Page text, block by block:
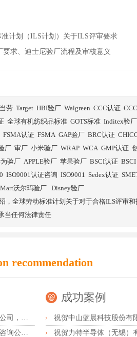
计划（ILS计划）关于ILS评审要求
求、迪士尼验厂流程及审核意义
劳 Target HBI验厂 Walgreen CCC认证
全球有机纺织品标准 GOTS标准 Inditex验厂
FSMA认证 FSMA GAP验厂 BRC认证
厂 审厂 小米验厂 WRAP WCA GMP认证
验厂 APPLE验厂 苹果验厂 BSCI认证 BSCI
ISO9001认证咨询 ISO9001 Sedex认证
沃尔玛验厂
Disney验厂
，全球劳动标准计划关于对于合格ILS评审
当任何法律责任
recommendation
深圳市创思维企业-严谨可靠的验厂辅导公司，行业首选真诚力荐
深圳市创思维企业-官方严谨的RBA认证咨询公司，业内首选诚挚推荐
成功案例